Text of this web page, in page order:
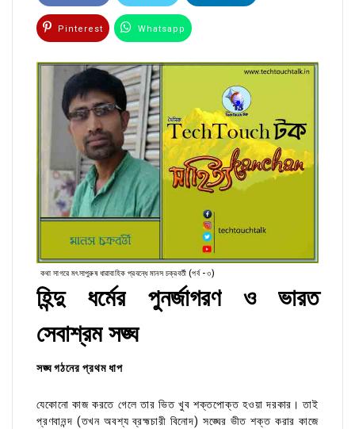
Pinterest Whatsapp
কথা সাগরে মৎসাপুরুষ ধারাবাহিক প্রবন্ধে মানস চক্রবর্তী (পর্ব - ৩)
হিন্দু ধর্মের পুনর্জাগরণ ও ভারত
সেবাশ্রম সঙ্ঘ
সঙ্ঘ গঠনের প্রথম ধাপ
যেকোনো কাজ করতে গেলে তার ভিত খুব শক্তপোক্ত হওয়া দরকার। তাই
প্রণবানন্দ (তখন অবশ্য ব্রহ্মচারী বিনোদ) সঙ্ঘের ভীত শক্ত করার কাজে